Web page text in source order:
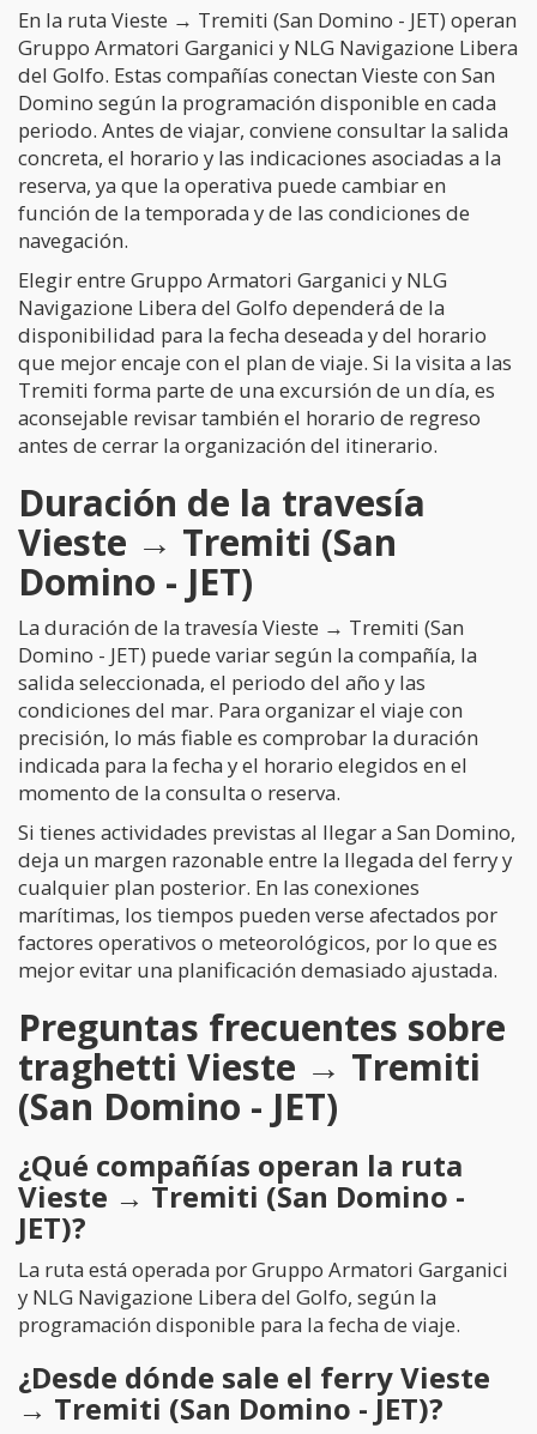
En la ruta Vieste → Tremiti (San Domino - JET) operan
Gruppo Armatori Garganici y NLG Navigazione Libera
del Golfo. Estas compañías conectan Vieste con San
Domino según la programación disponible en cada
periodo. Antes de viajar, conviene consultar la salida
concreta, el horario y las indicaciones asociadas a la
reserva, ya que la operativa puede cambiar en
función de la temporada y de las condiciones de
navegación.
Elegir entre Gruppo Armatori Garganici y NLG
Navigazione Libera del Golfo dependerá de la
disponibilidad para la fecha deseada y del horario
que mejor encaje con el plan de viaje. Si la visita a las
Tremiti forma parte de una excursión de un día, es
aconsejable revisar también el horario de regreso
antes de cerrar la organización del itinerario.
Duración de la travesía
Vieste → Tremiti (San
Domino - JET)
La duración de la travesía Vieste → Tremiti (San
Domino - JET) puede variar según la compañía, la
salida seleccionada, el periodo del año y las
condiciones del mar. Para organizar el viaje con
precisión, lo más fiable es comprobar la duración
indicada para la fecha y el horario elegidos en el
momento de la consulta o reserva.
Si tienes actividades previstas al llegar a San Domino,
deja un margen razonable entre la llegada del ferry y
cualquier plan posterior. En las conexiones
marítimas, los tiempos pueden verse afectados por
factores operativos o meteorológicos, por lo que es
mejor evitar una planificación demasiado ajustada.
Preguntas frecuentes sobre
traghetti Vieste → Tremiti
(San Domino - JET)
¿Qué compañías operan la ruta
Vieste → Tremiti (San Domino -
JET)?
La ruta está operada por Gruppo Armatori Garganici
y NLG Navigazione Libera del Golfo, según la
programación disponible para la fecha de viaje.
¿Desde dónde sale el ferry Vieste
→ Tremiti (San Domino - JET)?